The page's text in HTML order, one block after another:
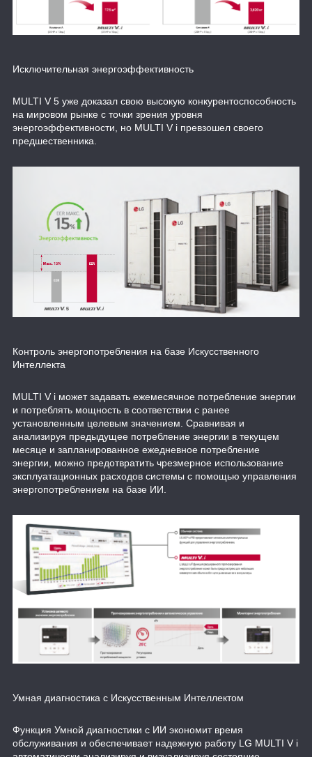
Исключительная энергоэффективность
MULTI V 5 уже доказал свою высокую конкурентоспособность
на мировом рынке с точки зрения уровня
энергоэффективности, но MULTI V i превзошел своего
предшественника.
Контроль энергопотребления на базе Искусственного
Интеллекта
MULTI V i может задавать ежемесячное потребление энергии
и потреблять мощность в соответствии с ранее
установленным целевым значением. Сравнивая и
анализируя предыдущее потребление энергии в текущем
месяце и запланированное ежедневное потребление
энергии, можно предотвратить чрезмерное использование
эксплуатационных расходов системы с помощью управления
энергопотреблением на базе ИИ.
Умная диагностика с Искусственным Интеллектом
Функция Умной диагностики с ИИ экономит время
обслуживания и обеспечивает надежную работу LG MULTI V i